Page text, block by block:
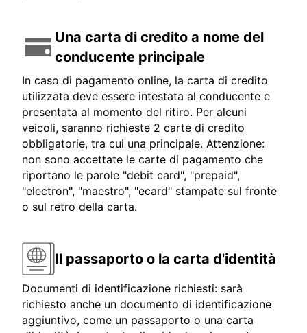
Una carta di credito a nome del
conducente principale
In caso di pagamento online, la carta di credito
utilizzata deve essere intestata al conducente e
presentata al momento del ritiro. Per alcuni
veicoli, saranno richieste 2 carte di credito
obbligatorie, tra cui una principale. Attenzione:
non sono accettate le carte di pagamento che
riportano le parole "debit card", "prepaid",
"electron", "maestro", "ecard" stampate sul fronte
o sul retro della carta.
Il passaporto o la carta d'identità
Documenti di identificazione richiesti: sarà
richiesto anche un documento di identificazione
aggiuntivo, come un passaporto o una carta